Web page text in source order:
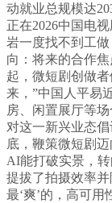
动就业总规模达
正在2026中国电
岩一度找不到工
向：将来的合作
起，微短剧创做
来，”中国人平易
房、闲置展厅等
对这一新兴业态
底，鞭策微短剧
AI能打破实景，
提拔了拍摄效率
最‘爽’的，高可